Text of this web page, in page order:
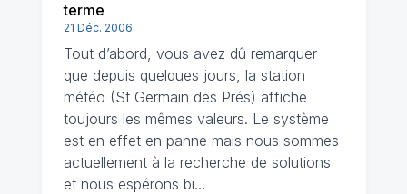
terme
21 Déc. 2006
Tout d’abord, vous avez dû remarquer
que depuis quelques jours, la station
météo (St Germain des Prés) affiche
toujours les mêmes valeurs. Le système
est en effet en panne mais nous sommes
actuellement à la recherche de solutions
et nous espérons bi…